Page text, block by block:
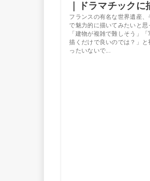
｜ドラマチック
フランスの有名な世界遺産
で魅力的に描いてみたいと思
「建物が複雑で難しそう」
描くだけで良いのでは？」
ったいないで...